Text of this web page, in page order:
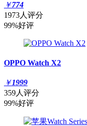
￥774
1973人评分
99%好评
OPPO Watch X2
￥1999
359人评分
99%好评